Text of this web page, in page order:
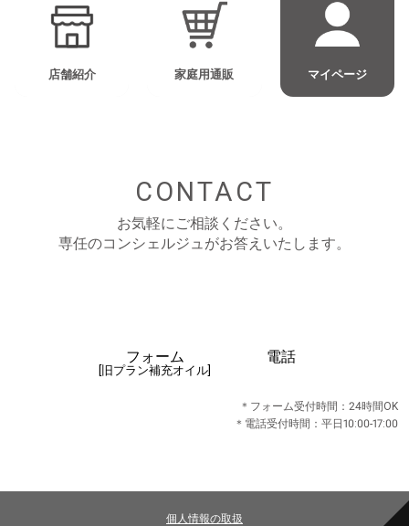
店舗紹介 家庭用通販 マイページ
CONTACT
お気軽にご相談ください。
専任のコンシェルジュがお答えいたします。
フォーム
[旧プラン補充オイル]
電話
＊フォーム受付時間：24時間OK
＊電話受付時間：平日10:00-17:00
個人情報の取扱